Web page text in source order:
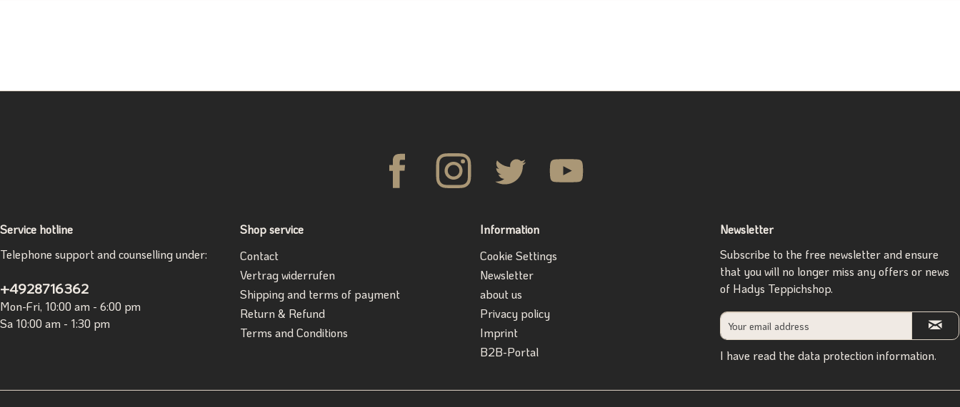
Service hotline
Telephone support and counselling under:
+4928716362
Mon-Fri, 10:00 am - 6:00 pm
Sa 10:00 am - 1:30 pm
Shop service
Contact
Vertrag widerrufen
Shipping and terms of payment
Return & Refund
Terms and Conditions
Information
Cookie Settings
Newsletter
about us
Privacy policy
Imprint
B2B-Portal
Newsletter
Subscribe to the free newsletter and ensure
that you will no longer miss any offers or news
of Hadys Teppichshop.
I have read the data protection information.